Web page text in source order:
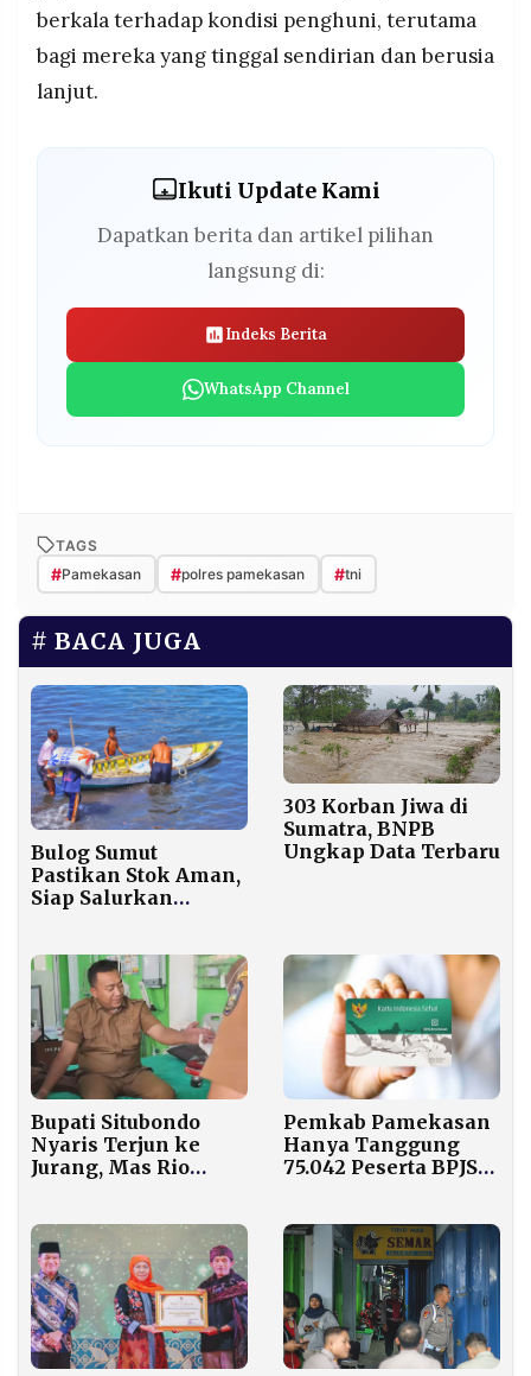
berkala terhadap kondisi penghuni, terutama
bagi mereka yang tinggal sendirian dan berusia
lanjut.
Ikuti Update Kami
Dapatkan berita dan artikel pilihan
langsung di:
Indeks Berita
WhatsApp Channel
TAGS
#Pamekasan #polres pamekasan #tni
BACA JUGA
Bulog Sumut
Pastikan Stok Aman,
Siap Salurkan
Bencana
303 Korban Jiwa di
Sumatra, BNPB
Ungkap Data Terbaru
Bupati Situbondo
Nyaris Terjun ke
Jurang, Mas Rio
Pemkab Pamekasan
Hanya Tanggung
75.042 Peserta BPJS
Putus Layanan